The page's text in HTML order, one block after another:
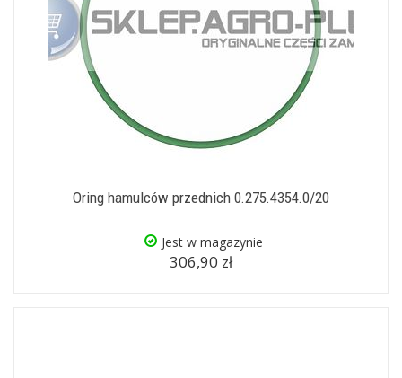
Oring hamulców przednich 0.275.4354.0/20
Jest w magazynie
306,90 zł